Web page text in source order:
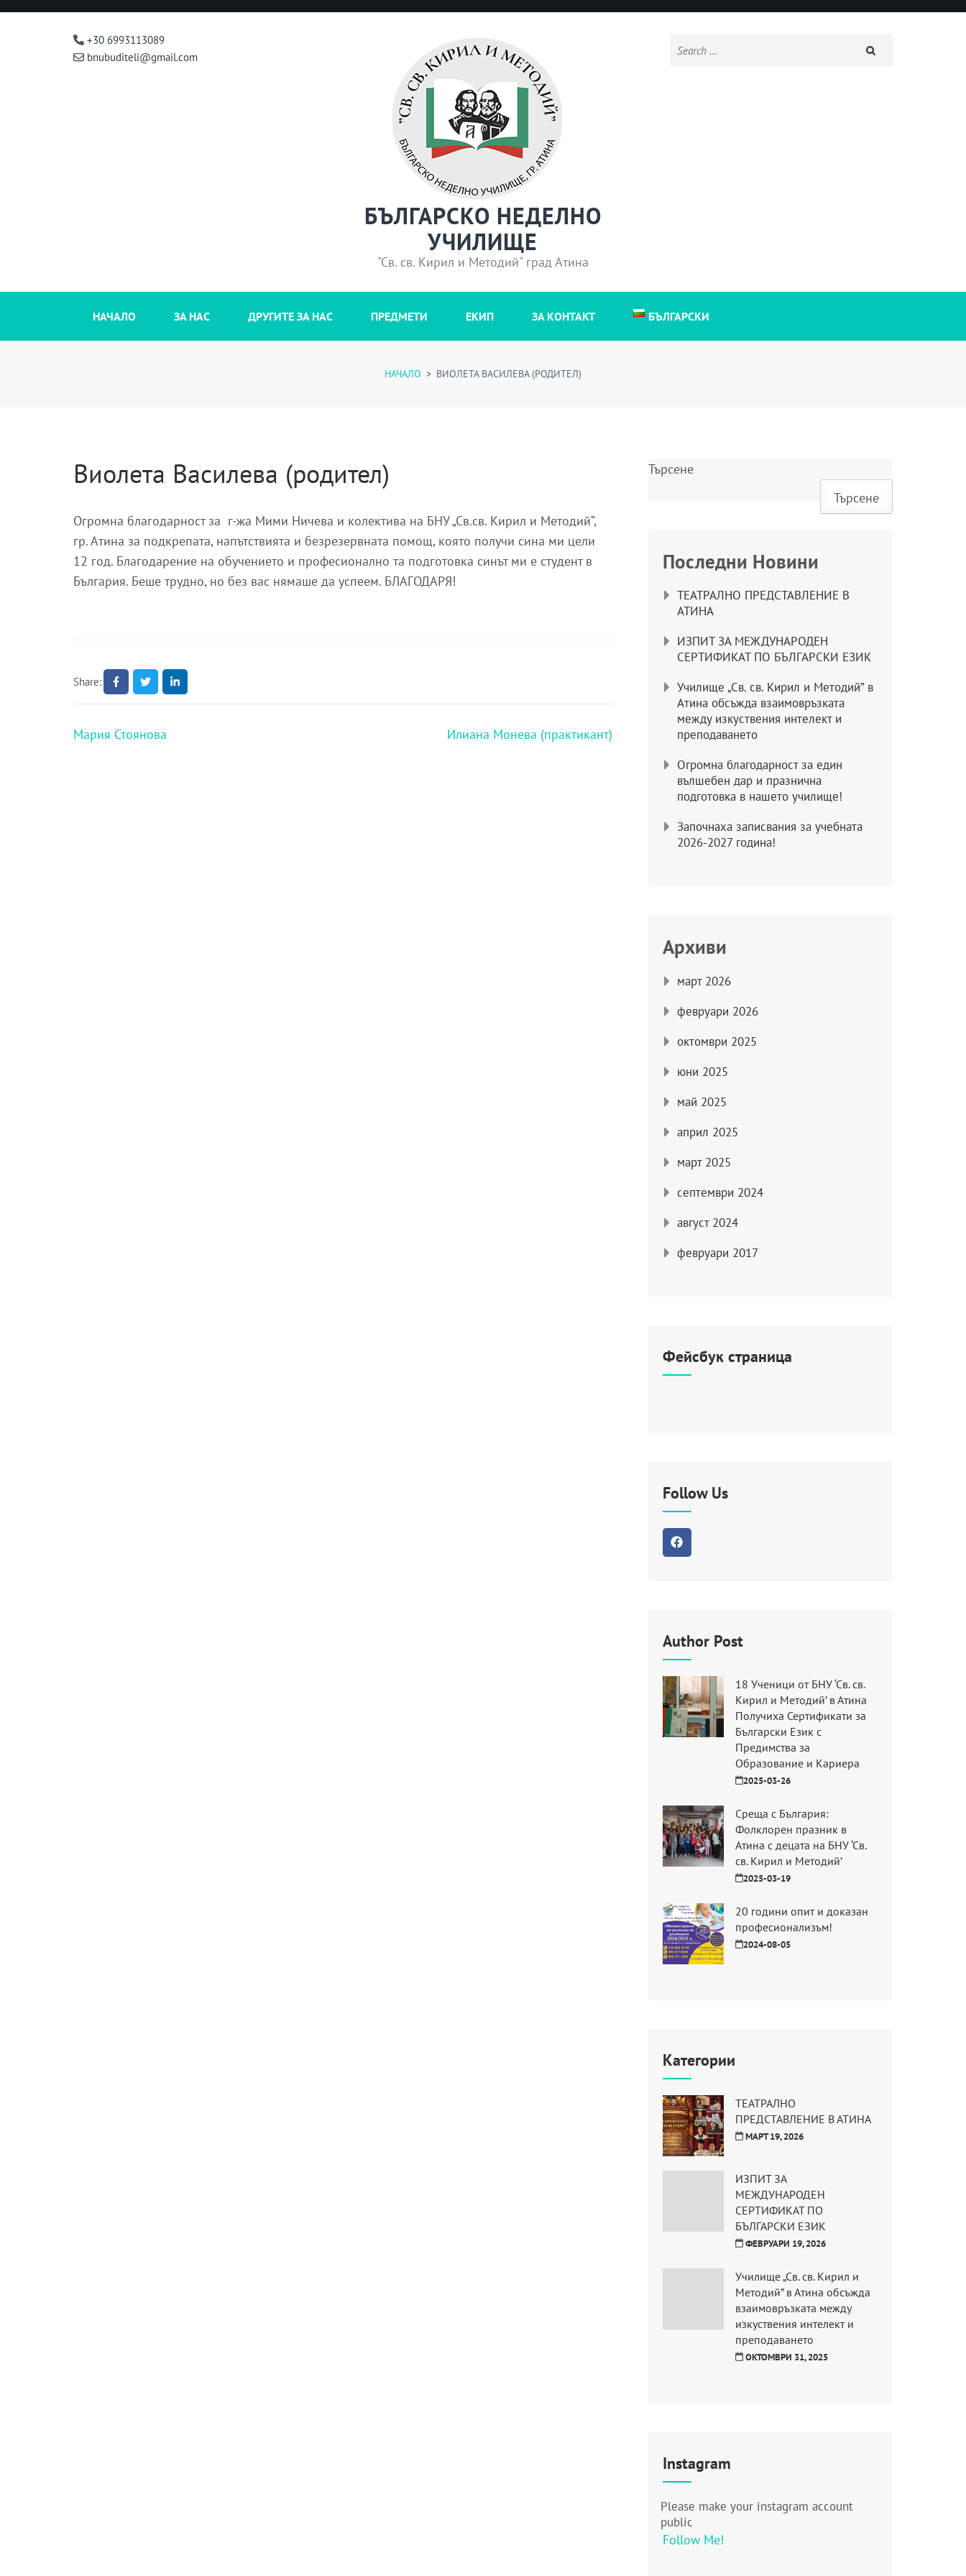
+30 6993113089
bnubuditeli@gmail.com
БЪЛГАРСКО НЕДЕЛНО
УЧИЛИЩЕ
"Св. св. Кирил и Методий" град Атина
Search
НАЧАЛО ЗА НАС ДРУГИТЕ ЗА НАС ПРЕДМЕТИ ЕКИП ЗА КОНТАКТ БЪЛГАРСКИ
НАЧАЛО > ВИОЛЕТА ВАСИЛЕВА (РОДИТЕЛ)
Виолета Василева (родител)
Огромна благодарност за г-жа Мими Ничева и колектива на БНУ „Св.св. Кирил и Методий“,
гр. Атина за подкрепата, напътствията и безрезервната помощ, която получи сина ми цели
12 год. Благодарение на обучението и професионално та подготовка синът ми е студент в
България. Беше трудно, но без вас нямаше да успеем. БЛАГОДАРЯ!
Share:
Навигация
Мария Стоянова Илиана Монева (практикант)
Търсене
Търсене
Последни Новини
ТЕАТРАЛНО ПРЕДСТАВЛЕНИЕ В
АТИНА
ИЗПИТ ЗА МЕЖДУНАРОДЕН
СЕРТИФИКАТ ПО БЪЛГАРСКИ ЕЗИК
Училище „Св. св. Кирил и Методий” в
Атина обсъжда взаимовръзката
между изкуствения интелект и
преподаването
Огромна благодарност за един
вълшебен дар и празнична
подготовка в нашето училище!
Започнаха записвания за учебната
2026-2027 година!
Архиви
март 2026
февруари 2026
октомври 2025
юни 2025
май 2025
април 2025
март 2025
септември 2024
август 2024
февруари 2017
Фейсбук страница
Follow Us
Author Post
18 Ученици от БНУ ‘Св. св.
Кирил и Методий’ в Атина
Получиха Сертификати за
Български Език с
Предимства за
Образование и Кариера
2025-03-26
Среща с България:
Фолклорен празник в
Атина с децата на БНУ ‘Св.
св. Кирил и Методий’
2025-03-19
20 години опит и доказан
професионализъм!
2024-08-05
Категории
ТЕАТРАЛНО
ПРЕДСТАВЛЕНИЕ В АТИНА
МАРТ 19, 2026
ИЗПИТ ЗА
МЕЖДУНАРОДЕН
СЕРТИФИКАТ ПО
БЪЛГАРСКИ ЕЗИК
ФЕВРУАРИ 19, 2026
Училище „Св. св. Кирил и
Методий” в Атина обсъжда
взаимовръзката между
изкуствения интелект и
преподаването
ОКТОМВРИ 31, 2025
Instagram
Please make your instagram account
public
Follow Me!